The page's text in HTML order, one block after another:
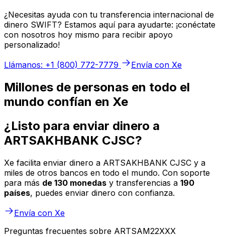
¿Necesitas ayuda con tu transferencia internacional de
dinero SWIFT? Estamos aquí para ayudarte: ¡conéctate
con nosotros hoy mismo para recibir apoyo
personalizado!
Llámanos: +1 (800) 772-7779
Envía con Xe
Millones de personas en todo el
mundo confían en Xe
¿Listo para enviar dinero a
ARTSAKHBANK CJSC?
Xe facilita enviar dinero a ARTSAKHBANK CJSC y a
miles de otros bancos en todo el mundo. Con soporte
para más de 130 monedas y transferencias a 190
países, puedes enviar dinero con confianza.
Envía con Xe
Preguntas frecuentes sobre ARTSAM22XXX